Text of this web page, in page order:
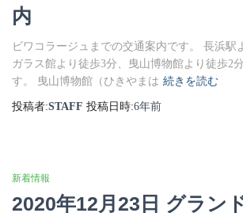
内
ビワコラージュまでの交通案内です。 長浜駅
ガラス館より徒歩3分、曳山博物館より徒歩2
す。 曳山博物館（ひきやまは 続きを読む
投稿者:STAFF 投稿日時:6年前
新着情報
2020年12月23日 グラン